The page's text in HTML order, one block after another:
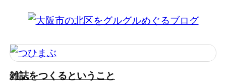
雑誌をつくるということ